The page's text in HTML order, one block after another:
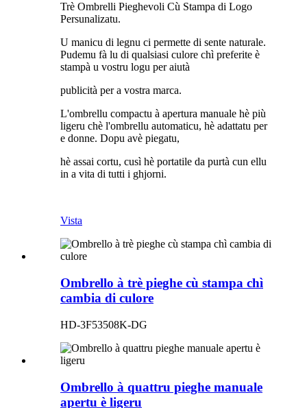
Trè Ombrelli Pieghevoli Cù Stampa di Logo
Persunalizatu.
U manicu di legnu ci permette di sente naturale.
Pudemu fà lu di qualsiasi culore chì preferite è
stampà u vostru logu per aiutà
publicità per a vostra marca.
L'ombrellu compactu à apertura manuale hè più
ligeru chè l'ombrellu automaticu, hè adattatu per
e donne. Dopu avè piegatu,
hè assai cortu, cusì hè portatile da purtà cun ellu
in a vita di tutti i ghjorni.
Vista
Ombrello à trè pieghe cù stampa chì
cambia di culore
HD-3F53508K-DG
Ombrello à quattru pieghe manuale
apertu è ligeru